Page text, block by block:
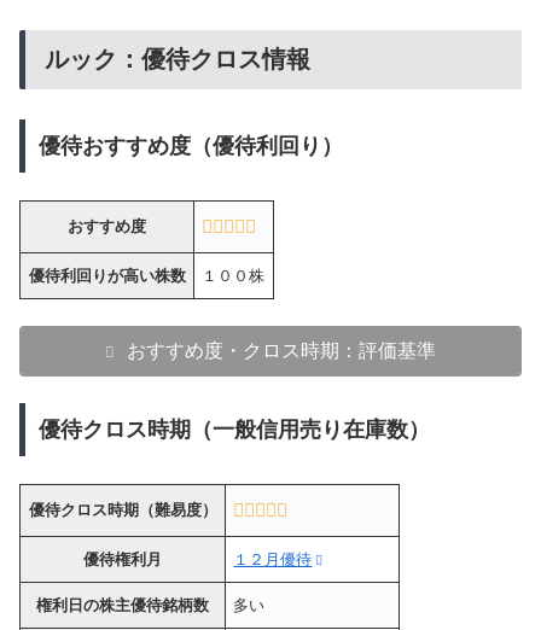
ルック：優待クロス情報
優待おすすめ度（優待利回り）
おすすめ度
優待利回りが高い株数 １００株
おすすめ度・クロス時期：評価基準
優待クロス時期（一般信用売り在庫数）
優待クロス時期（難易度）
優待権利月 １２月優待
権利日の株主優待銘柄数 多い